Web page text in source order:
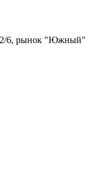
6, рынок "Южный"